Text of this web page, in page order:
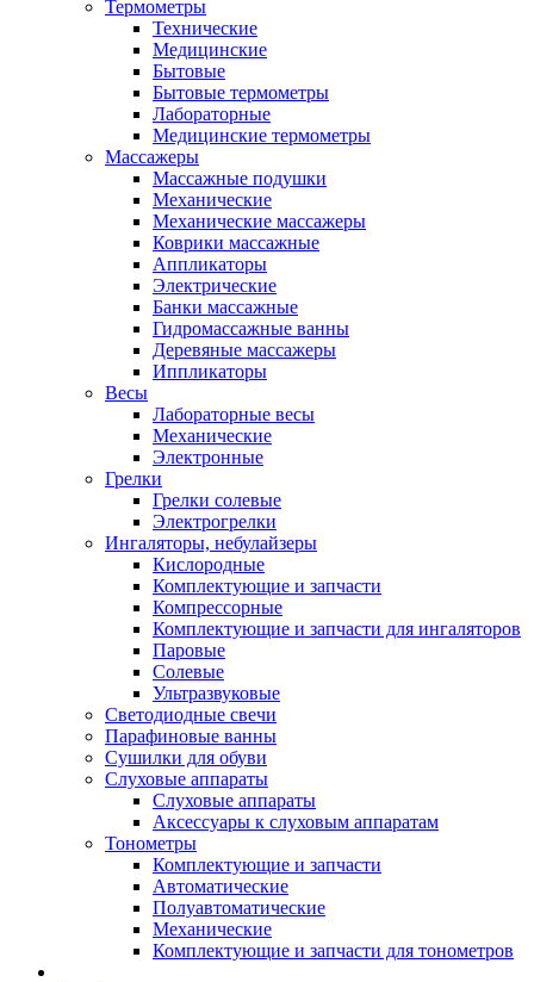
Термометры
Технические
Медицинские
Бытовые
Бытовые термометры
Лабораторные
Медицинские термометры
Массажеры
Массажные подушки
Механические
Механические массажеры
Коврики массажные
Аппликаторы
Электрические
Банки массажные
Гидромассажные ванны
Деревяные массажеры
Иппликаторы
Весы
Лабораторные весы
Механические
Электронные
Грелки
Грелки солевые
Электрогрелки
Ингаляторы, небулайзеры
Кислородные
Комплектующие и запчасти
Компрессорные
Комплектующие и запчасти для ингаляторов
Паровые
Солевые
Ультразвуковые
Светодиодные свечи
Парафиновые ванны
Сушилки для обуви
Слуховые аппараты
Слуховые аппараты
Аксессуары к слуховым аппаратам
Тонометры
Комплектующие и запчасти
Автоматические
Полуавтоматические
Механические
Комплектующие и запчасти для тонометров